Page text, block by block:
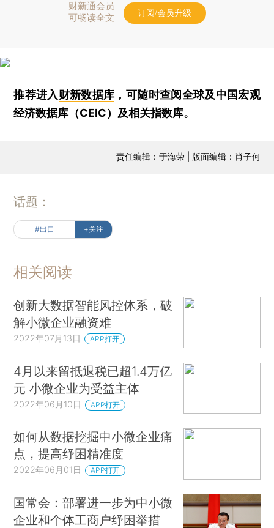
财新通会员
可畅读全文
订阅/会员升级
推荐进入财新数据库 ，可随时查阅全球及中国宏观
经济数据库（CEIC）及相关指数库。
责任编辑：于海荣 | 版面编辑：肖子何
话题：
#出口 +关注
相关阅读
创新大数据智能风控体系，破
解小微企业融资难
2022年07月13日 APP打开
4月以来留抵退税已超1.4万亿
元 小微企业为受益主体
2022年06月10日 APP打开
如何从数据挖掘中小微企业痛
点，提高纾困精准度
2022年06月01日 APP打开
国常会：部署进一步为中小微
企业和个体工商户纾困举措